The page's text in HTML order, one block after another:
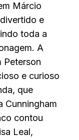
Márcio
e
toda a
A
Peterson
e curioso
que
Cunningham
contou
Leal,